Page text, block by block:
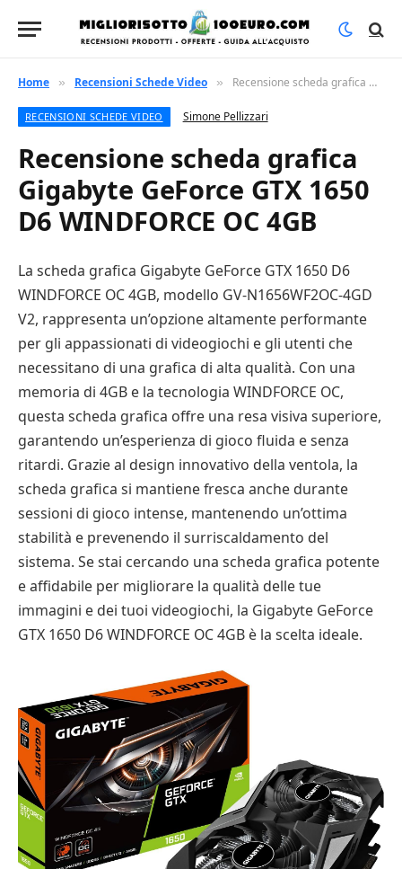
Home » Recensioni Schede Video » Recensione scheda grafica Gigabyte GeForce GTX 1650 D6 WINDFORCE OC 4GB
RECENSIONI SCHEDE VIDEO Simone Pellizzari
Recensione scheda grafica
Gigabyte GeForce GTX 1650
D6 WINDFORCE OC 4GB
La scheda grafica Gigabyte GeForce GTX 1650 D6
WINDFORCE OC 4GB, modello GV-N1656WF2OC-4GD
V2, rappresenta un’opzione altamente performante
per gli appassionati di videogiochi e gli utenti che
necessitano di una grafica di alta qualità. Con una
memoria di 4GB e la tecnologia WINDFORCE OC,
questa scheda grafica offre una resa visiva superiore,
garantendo un’esperienza di gioco fluida e senza
ritardi. Grazie al design innovativo della ventola, la
scheda grafica si mantiene fresca anche durante
sessioni di gioco intense, mantenendo un’ottima
stabilità e prevenendo il surriscaldamento del
sistema. Se stai cercando una scheda grafica potente
e affidabile per migliorare la qualità delle tue
immagini e dei tuoi videogiochi, la Gigabyte GeForce
GTX 1650 D6 WINDFORCE OC 4GB è la scelta ideale.